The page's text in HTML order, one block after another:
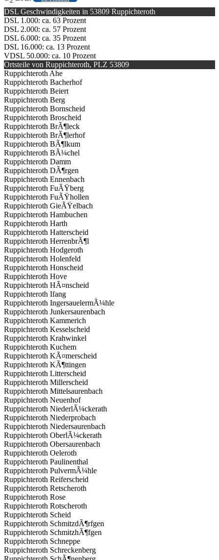
DSL Geschwindigkeiten in 53809 Ruppichteroth
DSL 1.000: ca. 63 Prozent
DSL 2.000: ca. 57 Prozent
DSL 6.000: ca. 35 Prozent
DSL 16.000: ca. 13 Prozent
VDSL 50.000: ca. 10 Prozent
Ortsteile von Ruppichteroth, PLZ 53809
Ruppichteroth Ahe
Ruppichteroth Bacherhof
Ruppichteroth Beiert
Ruppichteroth Berg
Ruppichteroth Bornscheid
Ruppichteroth Broscheid
Ruppichteroth BrÃ¶leck
Ruppichteroth BrÃ¶lerhof
Ruppichteroth BÃ¶lkum
Ruppichteroth BÃ¼chel
Ruppichteroth Damm
Ruppichteroth DÃ¶rgen
Ruppichteroth Ennenbach
Ruppichteroth FuÃŸberg
Ruppichteroth FuÃŸhollen
Ruppichteroth GieÃŸelbach
Ruppichteroth Hambuchen
Ruppichteroth Harth
Ruppichteroth Hatterscheid
Ruppichteroth HerrenbrÃ¶l
Ruppichteroth Hodgeroth
Ruppichteroth Holenfeld
Ruppichteroth Honscheid
Ruppichteroth Hove
Ruppichteroth HÃ¤nscheid
Ruppichteroth Ifang
Ruppichteroth IngersauelermÃ¼hle
Ruppichteroth Junkersaurenbach
Ruppichteroth Kammerich
Ruppichteroth Kesselscheid
Ruppichteroth Krahwinkel
Ruppichteroth Kuchem
Ruppichteroth KÃ¤merscheid
Ruppichteroth KÃ¶ttingen
Ruppichteroth Litterscheid
Ruppichteroth Millerscheid
Ruppichteroth Mittelsaurenbach
Ruppichteroth Neuenhof
Ruppichteroth NiederlÃ¼ckerath
Ruppichteroth Niederprobach
Ruppichteroth Niedersaurenbach
Ruppichteroth OberlÃ¼ckerath
Ruppichteroth Obersaurenbach
Ruppichteroth Oeleroth
Ruppichteroth Paulinenthal
Ruppichteroth PulvermÃ¼hle
Ruppichteroth Reiferscheid
Ruppichteroth Retscheroth
Ruppichteroth Rose
Ruppichteroth Rotscheroth
Ruppichteroth Scheid
Ruppichteroth SchmitzdÃ¶rfgen
Ruppichteroth SchmitzhÃ¶fgen
Ruppichteroth Schneppe
Ruppichteroth Schreckenberg